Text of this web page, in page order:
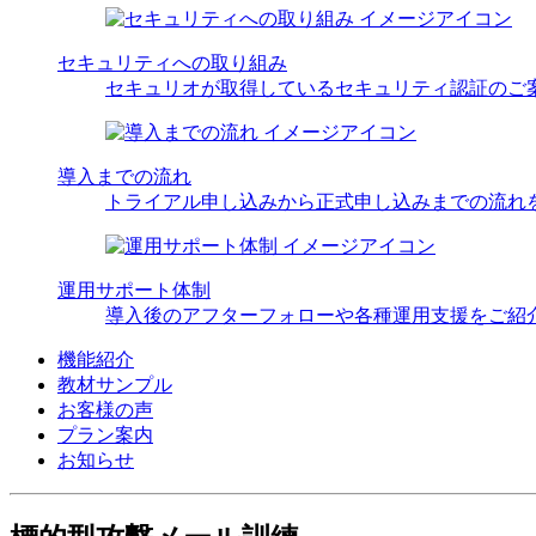
セキュリティへの取り組み
セキュリオが取得しているセキュリティ認証のご
導入までの流れ
トライアル申し込みから正式申し込みまでの流れ
運用サポート体制
導入後のアフターフォローや各種運用支援をご紹
機能紹介
教材サンプル
お客様の声
プラン案内
お知らせ